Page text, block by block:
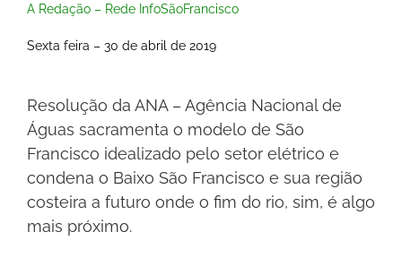
A Redação – Rede InfoSãoFrancisco
Sexta feira – 30 de abril de 2019
Resolução da ANA – Agência Nacional de
Águas sacramenta o modelo de São
Francisco idealizado pelo setor elétrico e
condena o Baixo São Francisco e sua região
costeira a futuro onde o fim do rio, sim, é algo
mais próximo.